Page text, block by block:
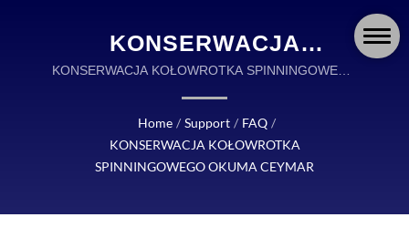
KONSERWACJA
KOŁOWROTKA
SPINNINGOWEGO
OKUMA CEYMAR |
OKUMA FISHING:
KONSERWACJA KOŁOWROTKA SPINNINGOWEGO
Home / Support / FAQ /
KONSERWACJA KOŁOWROTKA
SPINNINGOWEGO OKUMA CEYMAR